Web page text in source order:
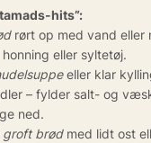
hits”:
rørt op med vand eller
eller syltetøj.
eller klar
– fylder salt- og
ned.
groft brødmed lidt ost